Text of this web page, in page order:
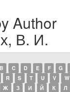
Author
В. И.
B C D E F G
R S T U V W
Ж З И Й К Л